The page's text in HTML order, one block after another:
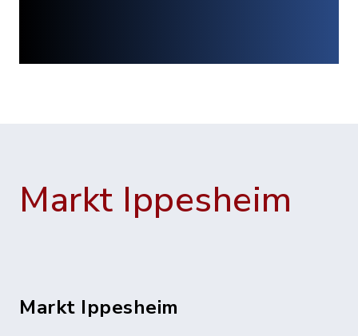
Markt Ippesheim
Markt Ippesheim